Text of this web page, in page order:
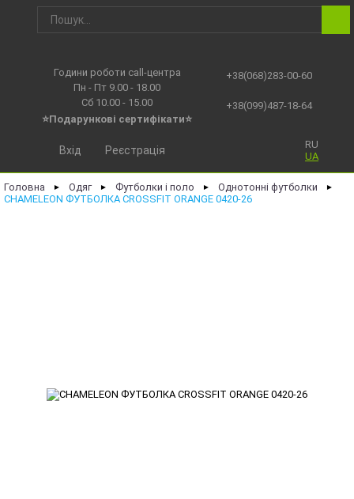
Години роботи call-центра
Пн - Пт 9.00 - 18.00
Сб 10.00 - 15.00
⭐Подарункові сертифікати⭐
+38(068)283-00-60
+38(099)487-18-64
RU
UA
Вхід Реєстрація
Головна ► Одяг ► Футболки і поло ► Однотонні футболки ►
CHAMELEON ФУТБОЛКА CROSSFIT ORANGE 0420-26